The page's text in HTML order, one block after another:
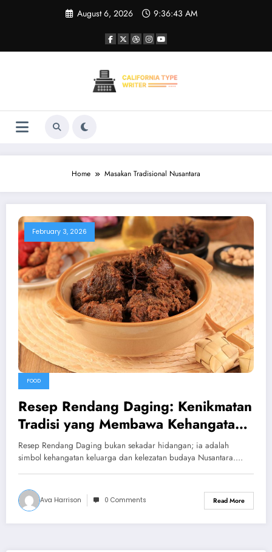
August 6, 2026 9:36:43 AM
Home Masakan Tradisional Nusantara
February 3, 2026
FOOD
Resep Rendang Daging: Kenikmatan
Tradisi yang Membawa Kehangatan
di Meja Makan
Resep Rendang Daging bukan sekadar hidangan; ia adalah
simbol kehangatan keluarga dan kelezatan budaya Nusantara.…
Ava Harrison 0 Comments Read More